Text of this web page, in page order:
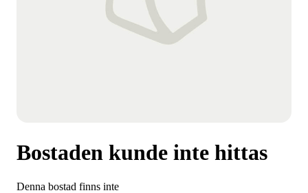
Bostaden kunde inte hittas
Denna bostad finns inte